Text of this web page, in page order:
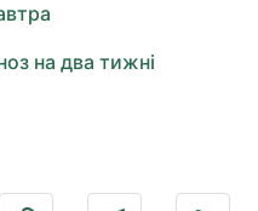
на два тижні